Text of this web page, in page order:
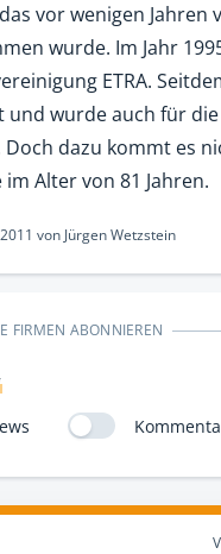
vor wenigen
wurde. Im Jahr
ETRA.
und wurde auch für
dazu kommt es
im Alter von 81 Jahren.
von Jürgen Wetzstein
FIRMEN ABONNIEREN